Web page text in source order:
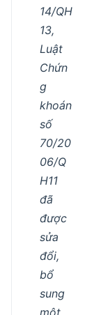
14/QH
13,
Luật
Chứn
g
khoán
số
70/20
06/Q
H11
đã
được
sửa
đổi,
bổ
sung
một